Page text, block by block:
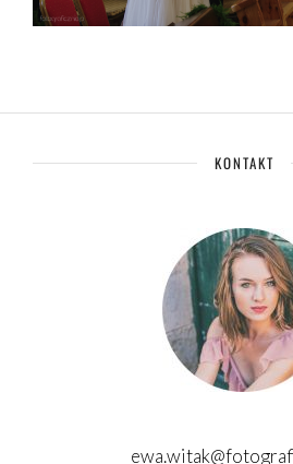
KONTAKT